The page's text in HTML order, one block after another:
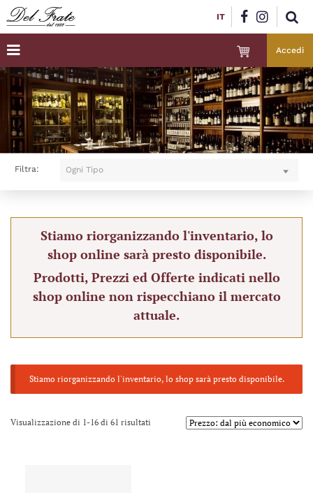
IT
Accedi
Filtra: Ogni Tipo
Stiamo riorganizzando l'inventario, lo
shop online sarà presto disponibile.
Prodotti, Prezzi ed Offerte indicati nello
shop online non rispecchiano il mercato
attuale.
Stiamo riorganizzando l'inventario, lo shop sarà presto disponibile.
Visualizzazione di 1-16 di 61 risultati